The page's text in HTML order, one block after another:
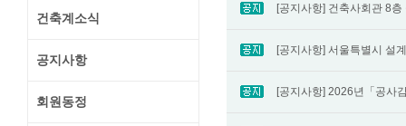
건축계소식
공지사항
회원동정